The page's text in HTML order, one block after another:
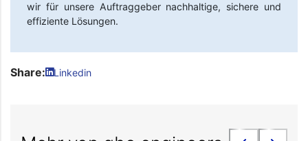
wir für unsere Auftraggeber nachhaltige, sichere und
effiziente Lösungen.
Share: Linkedin